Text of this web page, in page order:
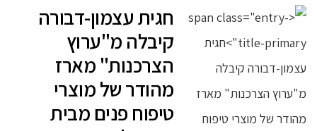
חגית עצמון-דבורה
קיבלה מ"ערוץ
הצרכנות" מארז
מהודר של מוצרי
טיפוח פנים מבית